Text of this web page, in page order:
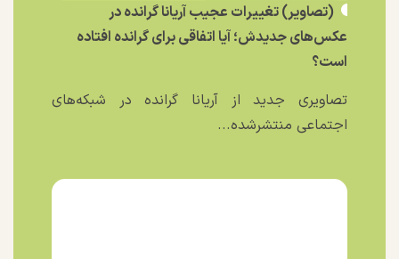
(تصاویر) تغییرات عجیب آریانا گرانده در
عکس‌های جدیدش؛ آیا اتفاقی برای گرانده افتاده
است؟
تصاویری جدید از آریانا گرانده در شبکه‌های
اجتماعی منتشرشده...